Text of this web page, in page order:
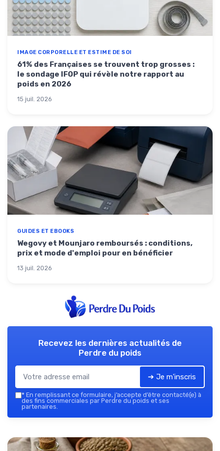
IMAGE CORPORELLE ET ESTIME DE SOI
61% des Françaises se trouvent trop grosses :
le sondage IFOP qui révèle notre rapport au
poids en 2026
15 juil. 2026
GUIDES ET EBOOKS
Wegovy et Mounjaro remboursés : conditions,
prix et mode d'emploi pour en bénéficier
13 juil. 2026
Recevez les dernières actualités de
Perdre du poids
➔ Je m'inscris
* En remplissant ce formulaire, j’accepte d’être contacté(e) à
des fins commerciales par Perdre du poids et ses
partenaires.